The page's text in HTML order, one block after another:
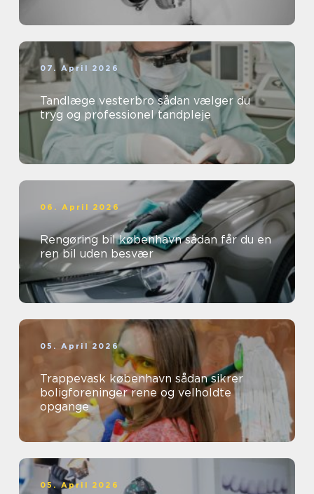
07. April 2026
Tandlæge vesterbro sådan vælger du
tryg og professionel tandpleje
06. April 2026
Rengøring bil københavn sådan får du en
ren bil uden besvær
05. April 2026
Trappevask københavn sådan sikrer
boligforeninger rene og velholdte
opgange
05. April 2026